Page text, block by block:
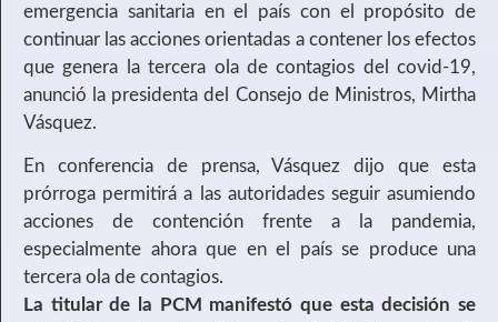
emergencia sanitaria en el país con el propósito de
continuar las acciones orientadas a contener los efectos
que genera la tercera ola de contagios del covid-19,
anunció la presidenta del Consejo de Ministros, Mirtha
Vásquez.
En conferencia de prensa, Vásquez dijo que esta
prórroga permitirá a las autoridades seguir asumiendo
acciones de contención frente a la pandemia,
especialmente ahora que en el país se produce una
tercera ola de contagios.
La titular de la PCM manifestó que esta decisión se